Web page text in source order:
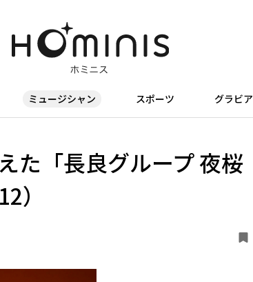
ミュージシャン スポーツ グラビア
た「長良グループ 夜桜
）